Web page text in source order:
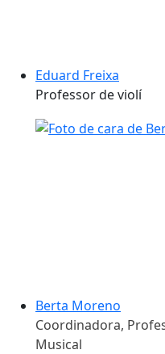
Eduard Freixa
Professor de violí
Berta Moreno
Coordinadora,
Musical